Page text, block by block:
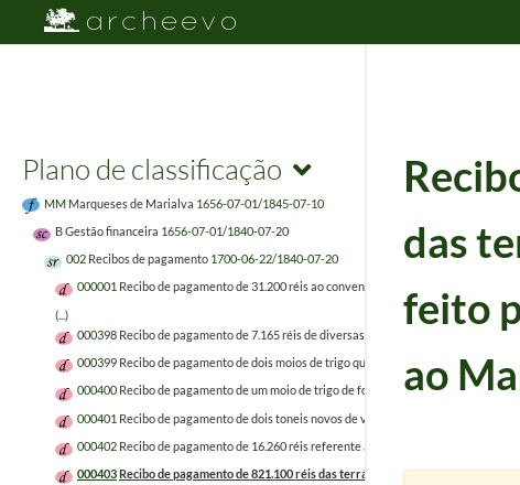
Plano de classificação
MM Marqueses de Marialva 1656-07-01/1845-07-10
BGestão financeira 1656-07-01/1840-07-20
002 Recibos de pagamento 1700-06-22/1840-07-20
000001 Recibo de pagamento de 31.200 réis ao convento de São Pedro de
(...)
000398 Recibo de pagamento de 7.165 réis de diversas carretas feito por Joaquim
000399 Recibo de pagamento de dois moios de trigo que o Marquês de Marialva,
000400 Recibo de pagamento de um moio de trigo de foro feito pelo Administrador
000401 Recibo de pagamento de dois toneis novos de vinho feito por António José
000402 Recibo de pagamento de 16.260 réis referente a arranjos feitos na
000403Recibo de pagamento de 821.100 réis das terras de Pescaria em
das
feito
ao